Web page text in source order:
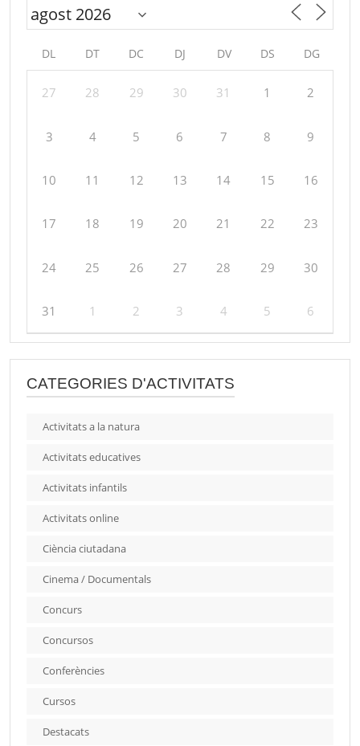
DL DT DC DJ DV DS DG
27 28 29 30 31 1 2
3 4 5 6 7 8 9
10 11 12 13 14 15 16
17 18 19 20 21 22 23
24 25 26 27 28 29 30
31 1 2 3 4 5 6
CATEGORIES D'ACTIVITATS
Activitats a la natura
Activitats educatives
Activitats infantils
Activitats online
Ciència ciutadana
Cinema / Documentals
Concurs
Concursos
Conferències
Cursos
Destacats